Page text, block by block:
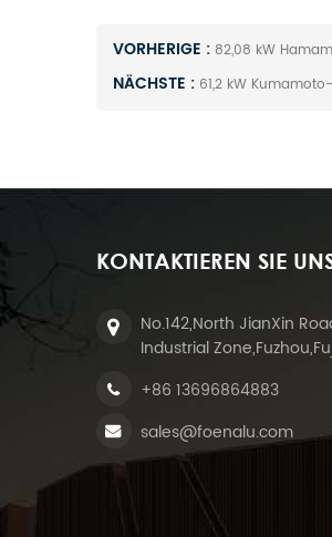
VORHERIGE : 82,08 kW
NÄCHSTE : 61,2 kW
KONTAKTIEREN SIE
No.142,North JianXin
Industrial
+86 13696864883
sales@foenalu.com